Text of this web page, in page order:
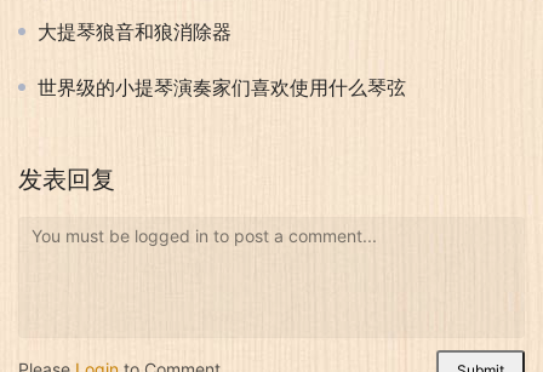
大提琴狼音和狼消除器
世界级的小提琴演奏家们喜欢使用什么琴弦
发表回复
You must be logged in to post a comment...